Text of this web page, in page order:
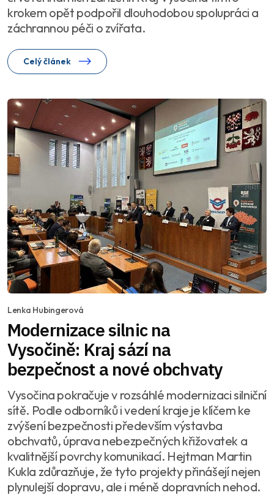
krokem opět podpořil dlouhodobou spolupráci a
záchrannou péči o zvířata.
Celý článek
Lenka Hubingerová
Modernizace silnic na
Vysočině: Kraj sází na
bezpečnost a nové obchvaty
Vysočina pokračuje v rozsáhlé modernizaci silniční
sítě. Podle odborníků i vedení kraje je klíčem ke
zvýšení bezpečnosti především výstavba
obchvatů, úprava nebezpečných křižovatek a
kvalitnější povrchy komunikací. Hejtman Martin
Kukla zdůrazňuje, že tyto projekty přinášejí nejen
plynulejší dopravu, ale i méně dopravních nehod.